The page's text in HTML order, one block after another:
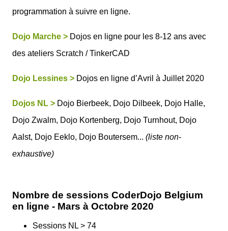
programmation à suivre en ligne.
Dojo Marche > Dojos en ligne pour les 8-12 ans avec
des ateliers Scratch / TinkerCAD
Dojo Lessines > Dojos en ligne d’Avril à Juillet 2020
Dojos NL > Dojo Bierbeek, Dojo Dilbeek, Dojo Halle,
Dojo Zwalm, Dojo Kortenberg, Dojo Turnhout, Dojo
Aalst, Dojo Eeklo, Dojo Boutersem... (liste non-
exhaustive)
Nombre de sessions CoderDojo Belgium
en ligne - Mars à Octobre 2020
Sessions NL > 74